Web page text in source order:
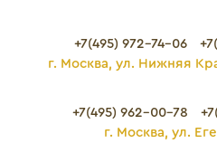
+7(495) 972-74-06
г. Москва, ул. Нижняя
+7(495) 962-00-78
г. Москва, ул.